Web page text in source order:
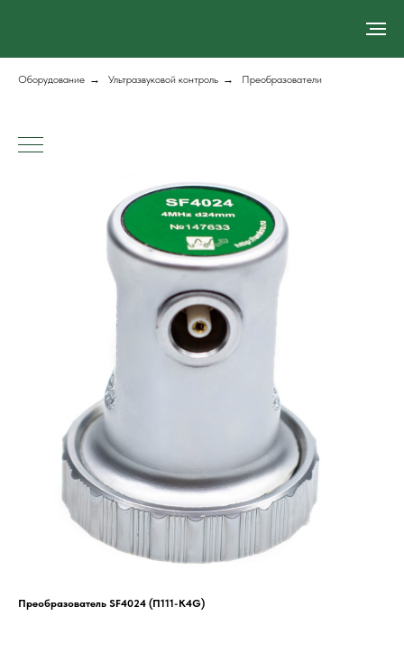
Оборудование → Ультразвуковой контроль → Преобразователи
Преобразователь SF4024 (П111-K4G)